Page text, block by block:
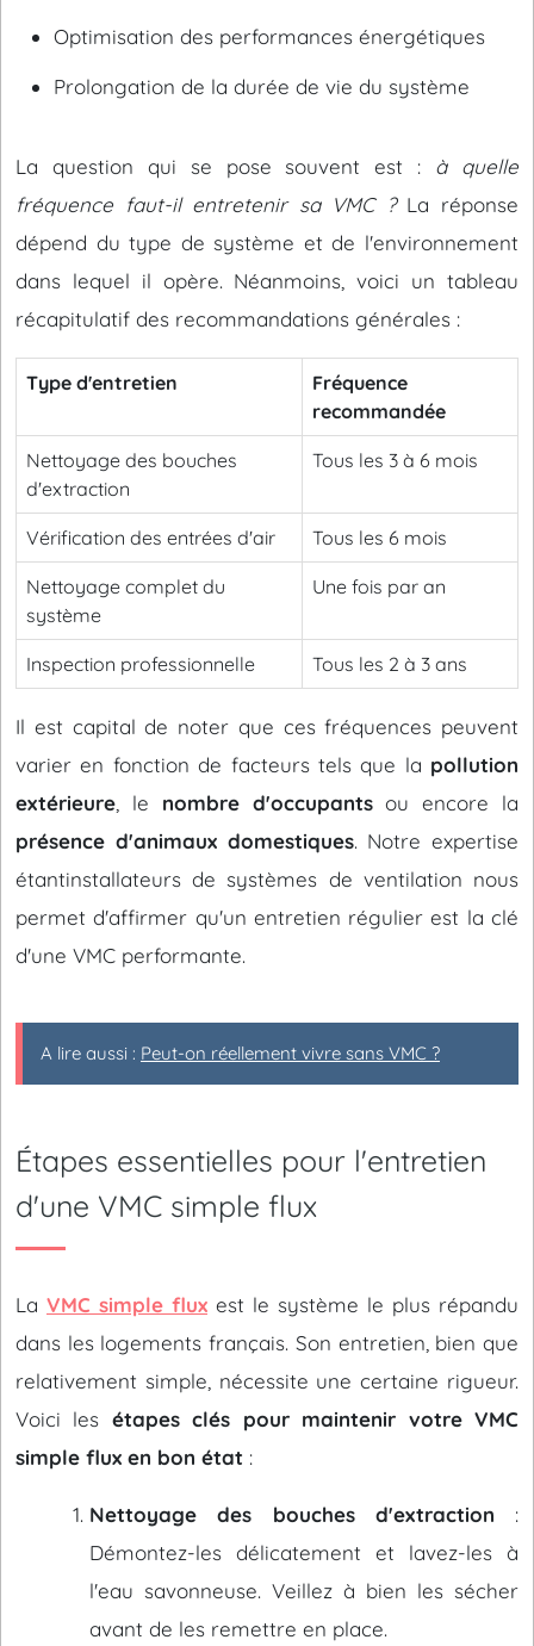
Optimisation des performances énergétiques
Prolongation de la durée de vie du système
La question qui se pose souvent est : à quelle
fréquence faut-il entretenir sa VMC ?La réponse
dépend du type de système et de l'environnement
dans lequel il opère. Néanmoins, voici un tableau
récapitulatif des recommandations générales :
Type d'entretien
Fréquence
recommandée
Nettoyage des bouches
d'extraction
Tous les 3 à 6 mois
Vérification des entrées d'air Tous les 6 mois
Nettoyage complet du
système
Une fois par an
Inspection professionnelle Tous les 2 à 3 ans
Il est capital de noter que ces fréquences peuvent
varier en fonction de facteurs tels que la pollution
extérieure , le nombre d'occupantsou encore la
présence d'animaux domestiques. Notre expertise
étantinstallateurs de systèmes de ventilation nous
permet d'affirmer qu'un entretien régulier est la clé
d'une VMC performante.
A lire aussi : Peut-on réellement vivre sans VMC ?
Étapes essentielles pour l'entretien
d'une VMC simple flux
La VMC simple flux est le système le plus répandu
dans les logements français. Son entretien, bien que
relativement simple, nécessite une certaine rigueur.
Voici les étapes clés pour maintenir votre VMC
simple flux en bon état :
Nettoyage des bouches d'extraction :
Démontez-les délicatement et lavez-les à
l'eau savonneuse. Veillez à bien les sécher
avant de les remettre en place.